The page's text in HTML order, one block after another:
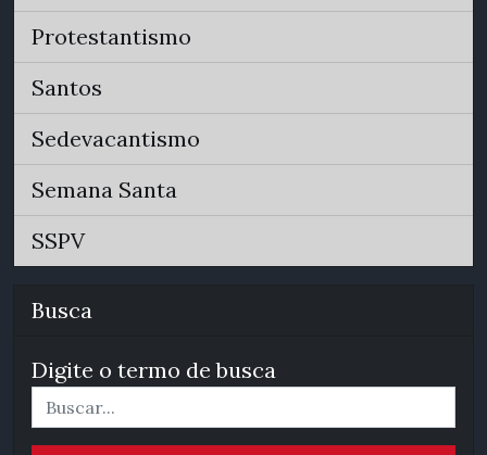
Protestantismo
Santos
Sedevacantismo
Semana Santa
SSPV
Busca
Digite o termo de busca